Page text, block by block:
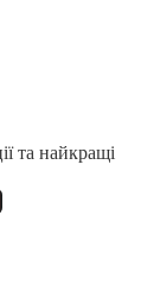
та найкращі